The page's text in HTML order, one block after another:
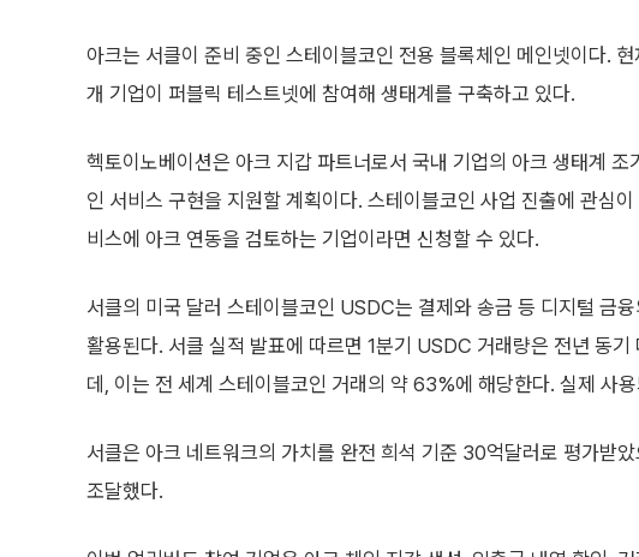
아크는 서클이 준비 중인 스테이블코인 전용 블록체인 메인넷이다.
개 기업이 퍼블릭 테스트넷에 참여해 생태계를 구축하고 있다.
헥토이노베이션은 아크 지갑 파트너로서 국내 기업의 아크 생태계 조
인 서비스 구현을 지원할 계획이다. 스테이블코인 사업 진출에 관심이
비스에 아크 연동을 검토하는 기업이라면 신청할 수 있다.
서클의 미국 달러 스테이블코인 USDC는 결제와 송금 등 디지털 금
활용된다. 서클 실적 발표에 따르면 1분기 USDC 거래량은 전년 동
데, 이는 전 세계 스테이블코인 거래의 약 63%에 해당한다. 실제 사
서클은 아크 네트워크의 가치를 완전 희석 기준 30억달러로 평가받
조달했다.